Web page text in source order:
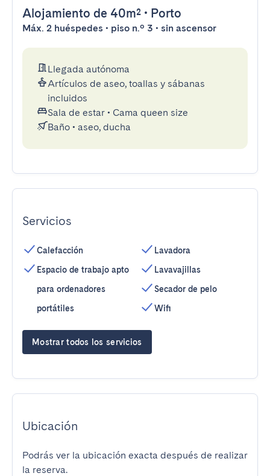
Alojamiento de 40m² • Porto
Máx. 2 huéspedes • piso n.º 3 • sin ascensor
Llegada autónoma
Artículos de aseo, toallas y sábanas
incluidos
Sala de estar • Cama queen size
Baño • aseo, ducha
Servicios
Calefacción
Espacio de trabajo apto
para ordenadores
portátiles
Lavadora
Lavavajillas
Secador de pelo
Wifi
Mostrar todos los servicios
Ubicación
Podrás ver la ubicación exacta después de realizar
la reserva.